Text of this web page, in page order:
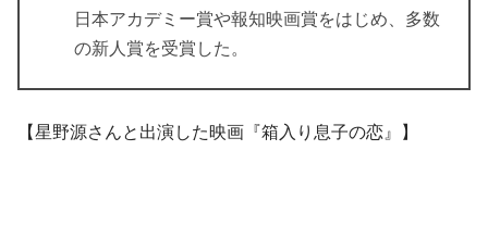
日本アカデミー賞や報知映画賞をはじめ、多数
の新人賞を受賞した。
【星野源さんと出演した映画『箱入り息子の恋』】